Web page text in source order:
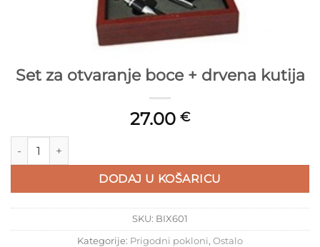
Set za otvaranje boce + drvena kutija
27.00 €
Set za otvaranje boce + drvena kutija količina
DODAJ U KOŠARICU
SKU: BIX601
Kategorije: Prigodni pokloni , Ostalo